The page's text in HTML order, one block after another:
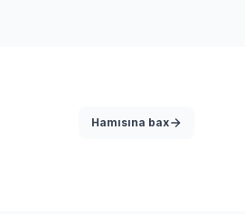
Hamısına bax